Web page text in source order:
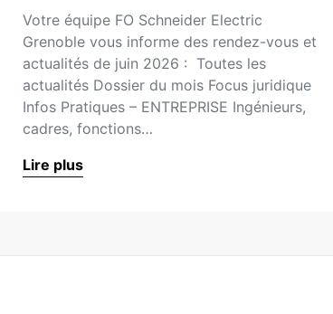
Votre équipe FO Schneider Electric
Grenoble vous informe des rendez-vous et
actualités de juin 2026 : Toutes les
actualités Dossier du mois Focus juridique
Infos Pratiques – ENTREPRISE Ingénieurs,
cadres, fonctions…
Lire plus